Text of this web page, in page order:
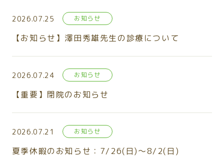
2026.07.25 お知らせ
【お知らせ】澤田秀雄先生の診療について
2026.07.24 お知らせ
【重要】閉院のお知らせ
2026.07.21 お知らせ
夏季休暇のお知らせ：7/26(日)～8/2(日)